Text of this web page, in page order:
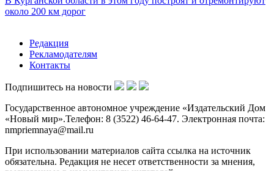
около 200 км дорог
Редакция
Рекламодателям
Контакты
Подпишитесь на новости
Государственное автономное учреждение «Издательский Дом
«Новый мир».Телефон: 8 (3522) 46-64-47. Электронная почта:
nmpriemnaya@mail.ru
При использовании материалов сайта ссылка на источник
обязательна. Редакция не несет ответственности за мнения,